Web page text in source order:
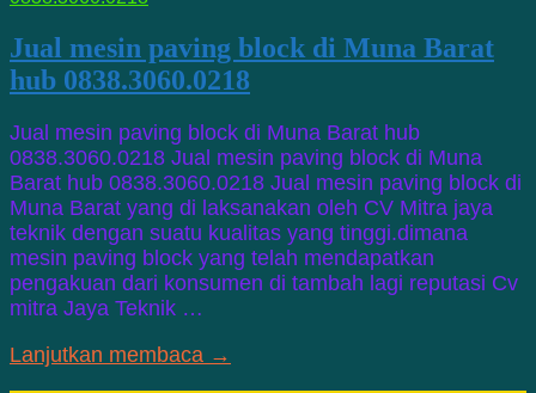
Jual mesin paving block di Muna Barat
hub 0838.3060.0218
Jual mesin paving block di Muna Barat hub
0838.3060.0218 Jual mesin paving block di Muna
Barat hub 0838.3060.0218 Jual mesin paving block di
Muna Barat yang di laksanakan oleh CV Mitra jaya
teknik dengan suatu kualitas yang tinggi.dimana
mesin paving block yang telah mendapatkan
pengakuan dari konsumen di tambah lagi reputasi Cv
mitra Jaya Teknik …
Lanjutkan membaca →